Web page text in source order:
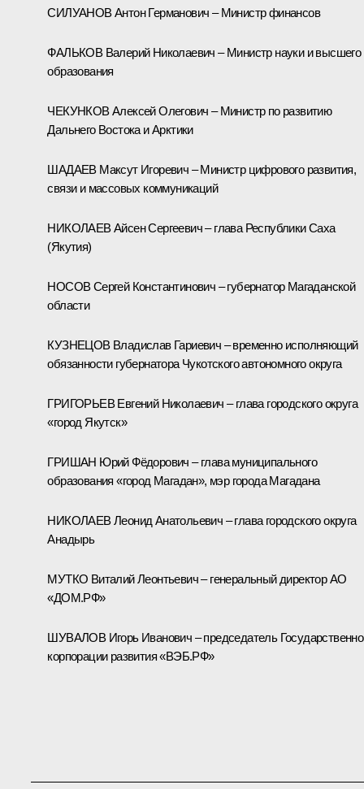
СИЛУАНОВ Антон Германович – Министр финансов
ФАЛЬКОВ Валерий Николаевич – Министр науки и высшего
образования
ЧЕКУНКОВ Алексей Олегович – Министр по развитию
Дальнего Востока и Арктики
ШАДАЕВ Максут Игоревич – Министр цифрового развития,
связи и массовых коммуникаций
НИКОЛАЕВ Айсен Сергеевич – глава Республики Саха
(Якутия)
НОСОВ Сергей Константинович – губернатор Магаданской
области
КУЗНЕЦОВ Владислав Гариевич – временно исполняющий
обязанности губернатора Чукотского автономного округа
ГРИГОРЬЕВ Евгений Николаевич – глава городского округа
«город Якутск»
ГРИШАН Юрий Фёдорович – глава муниципального
образования «город Магадан», мэр города Магадана
НИКОЛАЕВ Леонид Анатольевич – глава городского округа
Анадырь
МУТКО Виталий Леонтьевич – генеральный директор АО
«ДОМ.РФ»
ШУВАЛОВ Игорь Иванович – председатель
корпорации развития «ВЭБ.РФ»